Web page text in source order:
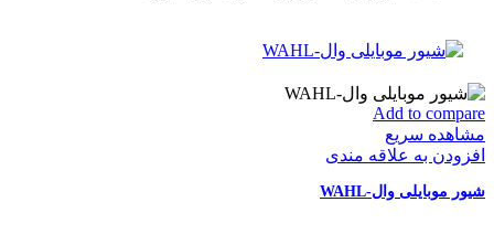
Add to compare
مشاهده سریع
افزودن به علاقه مندی
شیور موبایلی وال-WAHL